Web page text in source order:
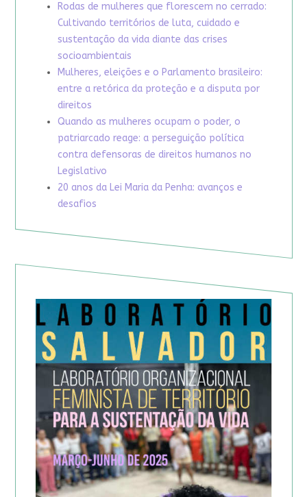
Rodas de mulheres que florescem no cerrado:
Cultivando territórios de luta, cuidado e
sustentação da vida diante das crises
socioambientais
Mulheres, eleições e o Parlamento brasileiro:
entre a retórica da proteção e a disputa por
direitos
Quando as mulheres ocupam o poder, o
patriarcado reage: a perseguição política
contra defensoras de direitos humanos no
Legislativo
20 anos da Lei Maria da Penha: avanços e
desafios